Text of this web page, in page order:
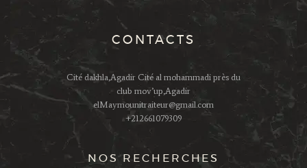
CONTACTS
Cité dakhla,Agadir Cité al mohammadi près du
club mov’up,Agadir
elMaymounitraiteur@gmail.com
+212661079309
NOS RECHERCHES